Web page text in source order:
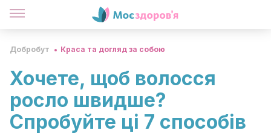
Добробут Краса та догляд за собою
Хочете, щоб волосся
росло швидше?
Спробуйте ці 7 способів